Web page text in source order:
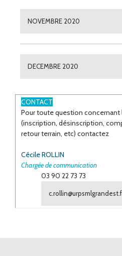
NOVEMBRE 2020
DECEMBRE 2020
CONTACT
Pour toute question concernant
(inscription, désinscription,
retour terrain, etc) contactez
Cécile ROLLIN
Chargée de communication
03 90 22 73 73